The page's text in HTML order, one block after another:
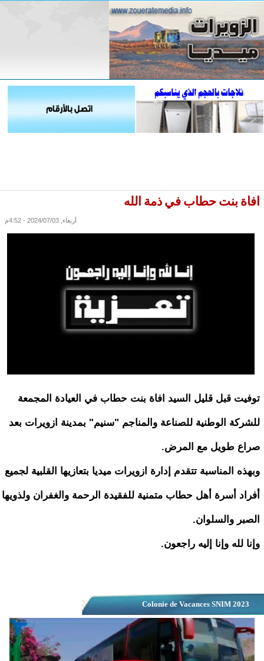
افاة بنت حطاب في ذمة الله
أربعاء, 2024/07/03 - 4:52م
توفيت قبل قليل السيد افاة بنت حطاب في العيادة المجمعة
للشركة الوطنية للصناعة والمناجم "سنيم" بمدينة ازويرات بعد
صراع طويل مع المرض.
وبهذه المناسبة تتقدم إدارة ازويرات ميديا بتعازيها القلبية لجميع
أفراد أسرة أهل حطاب متمنية للفقيدة الرحمة والغفران ولذويها
الصبر والسلوان.
وإنا لله وإنا إليه راجعون.
Colonie de Vacances SNIM 2023